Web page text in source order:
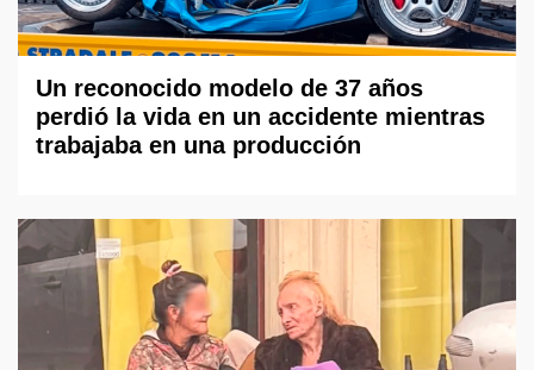
Un reconocido modelo de 37 años
perdió la vida en un accidente mientras
trabajaba en una producción